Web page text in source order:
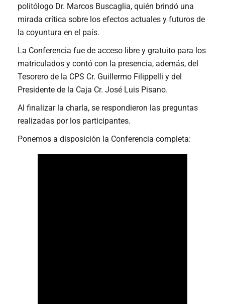
politólogo Dr. Marcos Buscaglia, quién brindó una
mirada crítica sobre los efectos actuales y futuros de
la coyuntura en el país.
La Conferencia fue de acceso libre y gratuito para los
matriculados y contó con la presencia, además, del
Tesorero de la CPS Cr. Guillermo Filippelli y del
Presidente de la Caja Cr. José Luis Pisano.
Al finalizar la charla, se respondieron las preguntas
realizadas por los participantes.
Ponemos a disposición la Conferencia completa: